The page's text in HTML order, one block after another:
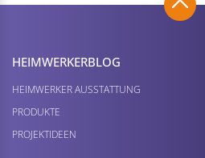
HEIMWERKER­BLOG
HEIMWERKER AUSSTATTUNG
PRODUKTE
PROJEKTIDEEN